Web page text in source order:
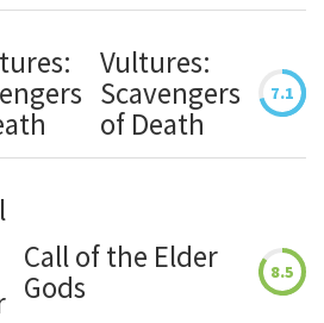
Vultures:
Scavengers
of Death
7.1
Call of the Elder
Gods
8.5